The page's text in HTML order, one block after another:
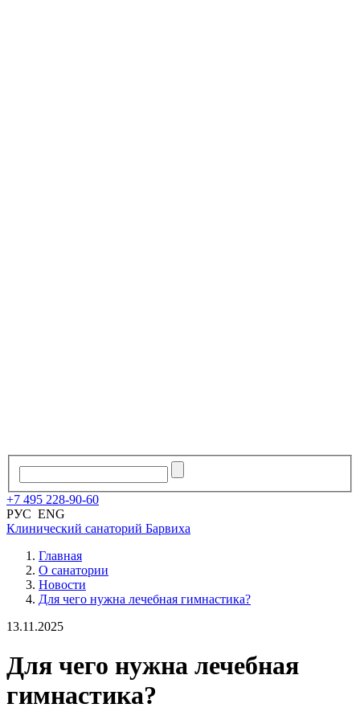
+7 495 228-90-60
РУС ENG
Клинический санаторий Барвиха
Главная
О санатории
Новости
Для чего нужна лечебная гимнастика?
13.11.2025
Для чего нужна лечебная
гимнастика?